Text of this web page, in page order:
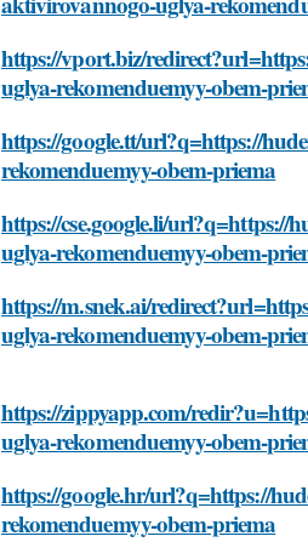
https://vport.biz/
uglya-rekomenduemyy-obem-
https://google.tt/url?q=https://
rekomenduemyy-obem-priema
https://cse.google.li/url?q=https://
uglya-rekomenduemyy-obem-
https://m.snek.ai/
uglya-rekomenduemyy-obem-
https://zippyapp.com/
uglya-rekomenduemyy-obem-
https://google.hr/url?q=https://
rekomenduemyy-obem-priema